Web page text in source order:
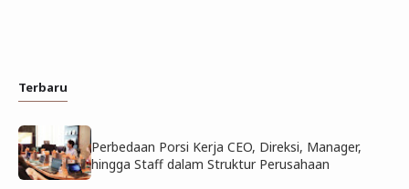
Terbaru
Perbedaan Porsi Kerja CEO, Direksi, Manager,
hingga Staff dalam Struktur Perusahaan